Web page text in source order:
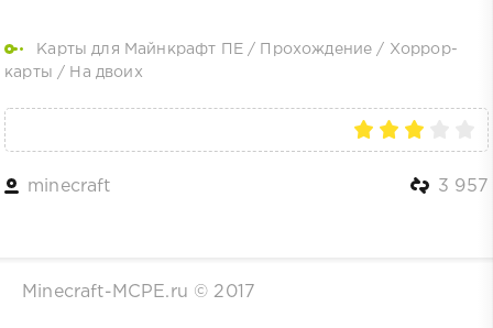
Карты для Майнкрафт ПЕ / Прохождение / Хоррор-
карты
/ На двоих
minecraft 3 957
Minecraft-MCPE.ru © 2017